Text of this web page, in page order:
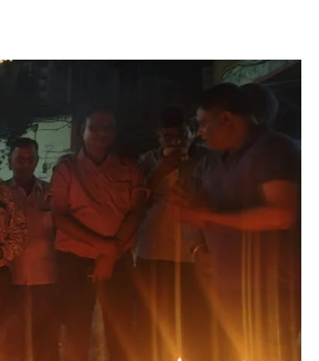
सदर थाना परिसर में ‘अमृत धारा’
कूलर का उद्घाटन
6, 2026